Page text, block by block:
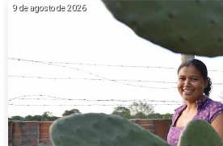
9 de agosto de 2026